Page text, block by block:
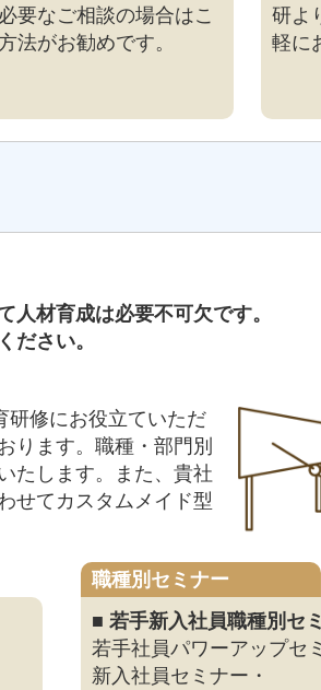
要なご相談の場合はこ
法がお勧めです。
研よ
軽に
人材育成は必要不可欠です。
ださい。
研修にお役立ていただ
ります。職種・部門別
たします。また、貴社
せてカスタムメイド型
職種別セミナー
■ 若手新入社員職種別セ
若手社員パワーアップセ
新入社員セミナー・